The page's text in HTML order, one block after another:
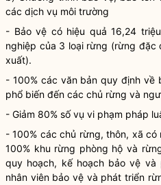
các dịch vụ môi trường
- Bảo vệ có hiệu quả 16,24
nghiệp của 3 loại rừng (rừng đặc
xuất).
- 100% các văn bản quy định
phổ biến đến các chủ rừng và
- Giảm 80% số vụ vi phạm pháp
- 100% cácchủ rừng, thôn, xã
100% khu rừng phòng hộ và
quy hoạch, kế hoạch bảo vệ và
nhân viên bảo vệ và phát triển